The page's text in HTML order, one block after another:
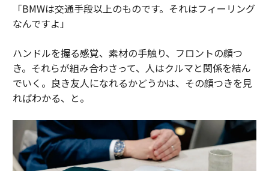
「BMWは交通手段以上のものです。それはフィーリング
なんですよ」
ハンドルを握る感覚、素材の手触り、フロントの顔つ
き。それらが組み合わさって、人はクルマと関係を結ん
でいく。良き友人になれるかどうかは、その顔つきを見
ればわかる、と。